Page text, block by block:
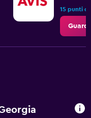
15 punti